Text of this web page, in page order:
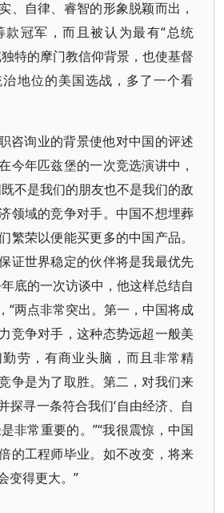
、自律、睿智的形象脱颖而出，
冠军，而且被认为最有“总统
特的摩门教信仰背景，也使基督
地位的美国选战，多了一个看
咨询业的背景使他对中国的评述
今年匹兹堡的一次竞选演讲中，
不是我们的朋友也不是我们的敌
领域的竞争对手。中国不想埋葬
繁荣以便能买更多的中国产品。
证世界稳定的伙伴将是我最优先
底的一次访谈中，他这样总结自
“两点非常突出。第一，中国将成
竞争对手，这种态势远超一般美
劳，有商业头脑，而且非常精
争是为了取胜。第二，对我们来
探寻一条符合我们‘自由经济、自
非常重要的。”“我很震惊，中国
的工程师毕业。如不改变，将来
变得更大。”